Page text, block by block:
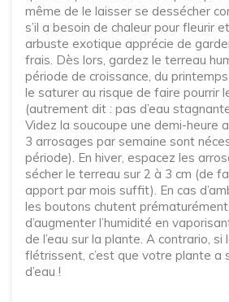
même de le laisser se dessécher
s’il a besoin de chaleur pour fleurir
arbuste exotique apprécie de
frais. Dès lors, gardez le terreau
période de croissance, du printemps
le saturer au risque de faire pourrir
(autrement dit : pas d’eau
Videz la soucoupe une demi-heure
3 arrosages par semaine sont
période). En hiver, espacez les
sécher le terreau sur 2 à 3 cm (de
apport par mois suffit). En cas
les boutons chutent
d’augmenter l’humidité en
de l’eau sur la plante. A contrario, si
flétrissent, c’est que votre plante a
d’eau !